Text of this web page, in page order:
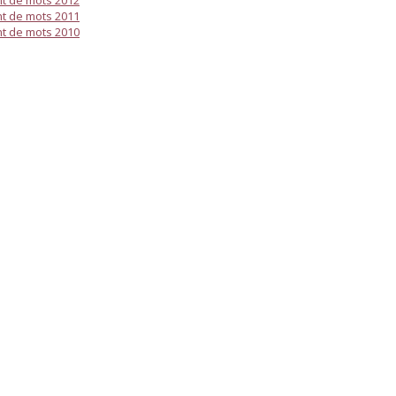
de mots 2011
de mots 2010